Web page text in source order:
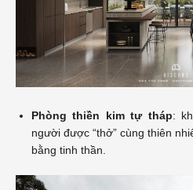
Phòng thiền kim tự tháp:
người được “thở” cùng thiên
bằng tinh thần.